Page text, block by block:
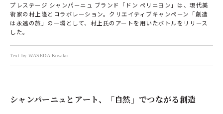
プレステージ シャンパーニュ ブランド「ドン ペリニヨン」は、現代美
術家の村上隆とコラボレーション。クリエイティブキャンペーン「創造
は永遠の旅」の一環として、村上氏のアートを用いたボトルをリリース
した。
Text by WASEDA Kosaku
シャンパーニュとアート、「自然」でつながる創造